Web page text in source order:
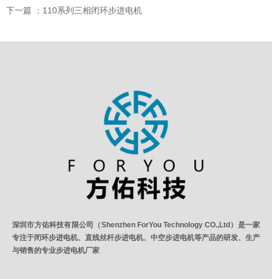
下一篇 ： 110系列三相闭环步进电机
深圳市方佑科技有限公司（Shenzhen ForYou Technology CO.,Ltd）是一家
专注于闭环步进电机、直线丝杆步进电机、中空步进电机等产品的研发、生产
与销售的专业步进电机厂家